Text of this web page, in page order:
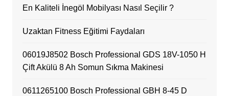
En Kaliteli İnegöl Mobilyası Nasıl Seçilir ?
Uzaktan Fitness Eğitimi Faydaları
06019J8502 Bosch Professional GDS 18V-1050 H
Çift Akülü 8 Ah Somun Sıkma Makinesi
0611265100 Bosch Professional GBH 8-45 D